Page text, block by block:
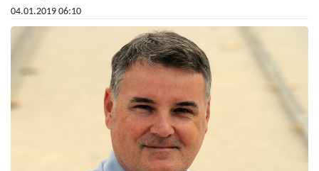
04.01.2019 06:10